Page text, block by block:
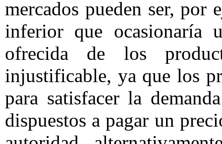
mercados pueden ser,
inferior que ocasionaría
ofrecida de los
injustificable, ya que los
para satisfacer la
dispuestos a pagar un